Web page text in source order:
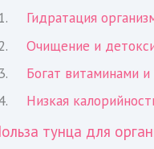
Гидратация
Очищение и
Богат витаминами
Низкая
тунца для